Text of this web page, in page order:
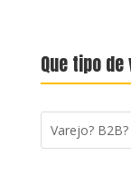
Que tipo